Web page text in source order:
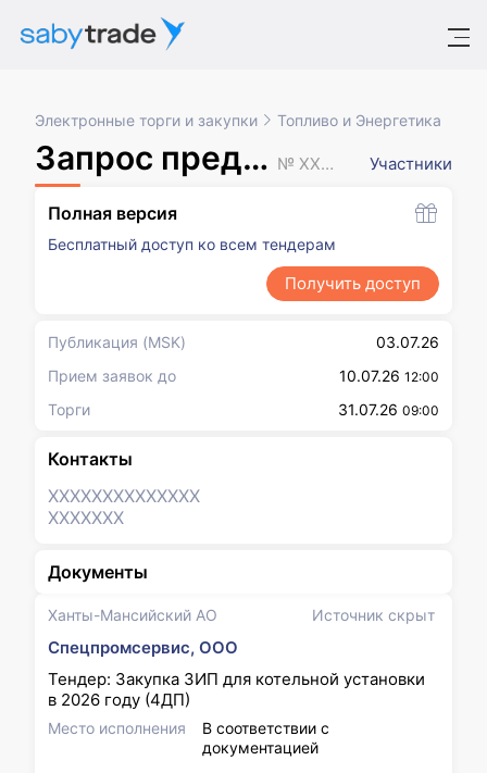
Электронные торги и закупки Топливо и Энергетика
Запрос предложений № XXXXXXX Участники
Ханты-Мансийский АО Источник скрыт
Спецпромсервис, ООО
Тендер: Закупка ЗИП для котельной установки
в 2026 году (4ДП)
Место исполнения
В соответствии с
документацией
Полная версия
Бесплатный доступ ко всем тендерам
Получить доступ
Публикация (MSK)
03.07.26
Прием заявок до
10.07.26 12:00
Торги 31.07.26 09:00
Контакты
XXXXXXXXXXXXXX
XXXXXXX
Документы